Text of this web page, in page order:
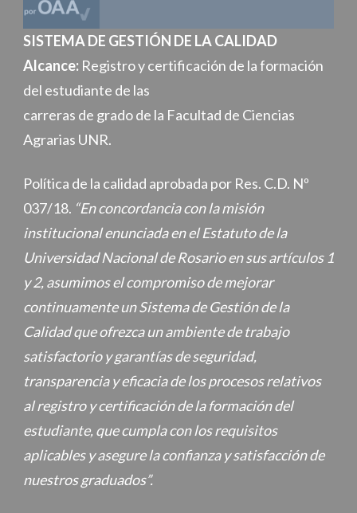
SISTEMA DE GESTIÓN DE LA CALIDAD
Alcance: Registro y certificación de la formación
del estudiante de las
carreras de grado de la Facultad de Ciencias
Agrarias UNR.
Política de la calidad aprobada por Res. C.D. Nº
037/18. “En concordancia con la misión
institucional enunciada en el Estatuto de la
Universidad Nacional de Rosario en sus artículos 1
y 2, asumimos el compromiso de mejorar
continuamente un Sistema de Gestión de la
Calidad que ofrezca un ambiente de trabajo
satisfactorio y garantías de seguridad,
transparencia y eficacia de los procesos relativos
al registro y certificación de la formación del
estudiante, que cumpla con los requisitos
aplicables y asegure la confianza y satisfacción de
nuestros graduados”.